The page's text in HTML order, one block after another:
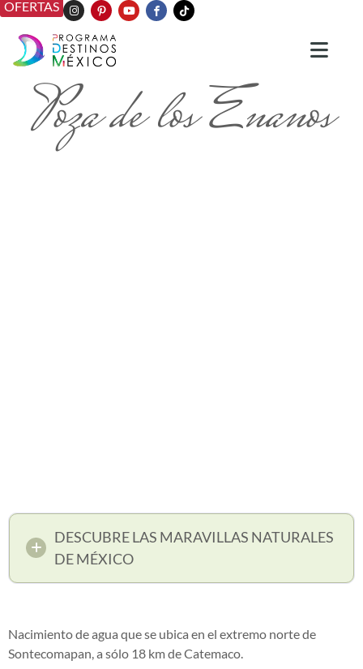
OFERTAS
Poza de los Enanos
DESCUBRE LAS MARAVILLAS NATURALES
DE MÉXICO
Nacimiento de agua que se ubica en el extremo norte de
Sontecomapan, a sólo 18 km de Catemaco.